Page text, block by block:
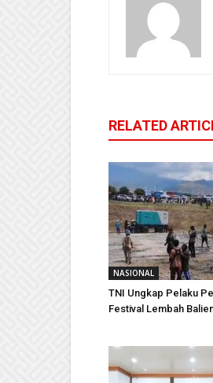
RELATED
NASIONAL
TNI Ungkap Pelaku
Festival Lembah